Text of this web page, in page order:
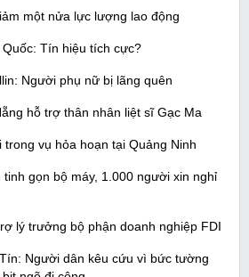
một nửa lực lượng lao động
Tín hiệu tích cực?
Người phụ nữ bị lãng quên
hỗ trợ thân nhân liệt sĩ Gạc Ma
vụ hỏa hoạn tại Quảng Ninh
tinh gọn bộ máy, 1.000 người xin nghỉ
lý trưởng bộ phận doanh nghiệp FDI
Người dân kêu cứu vì bức tường